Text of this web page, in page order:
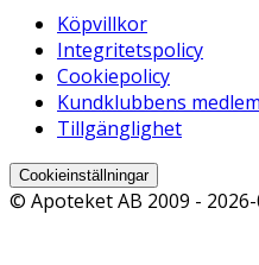
Köpvillkor
Integritetspolicy
Cookiepolicy
Kundklubbens
Tillgänglighet
Cookieinställningar
© Apoteket AB 2009 -